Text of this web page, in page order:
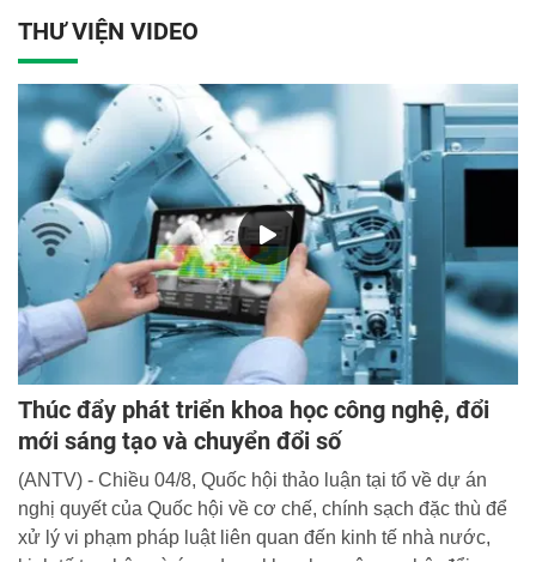
viện dự và chủ trì Hội thảo.
THƯ VIỆN VIDEO
Thúc đẩy phát triển khoa học công nghệ, đổi
mới sáng tạo và chuyển đổi số
(ANTV) - Chiều 04/8, Quốc hội thảo luận tại tổ về dự án
nghị quyết của Quốc hội về cơ chế, chính sạch đặc thù để
xử lý vi phạm pháp luật liên quan đến kinh tế nhà nước,